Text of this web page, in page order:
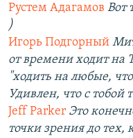
Рустем Адагамов Вот
)
Игорь Подгорный
от времени ходит на
"ходить на любые,
Удивлен, что с тобой
Jeff Parker Это
точки зрения до тех,